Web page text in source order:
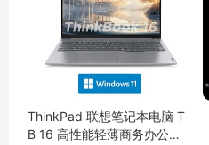
ThinkPad 联想笔记本电脑 T
B 16 高性能轻薄商务办公设